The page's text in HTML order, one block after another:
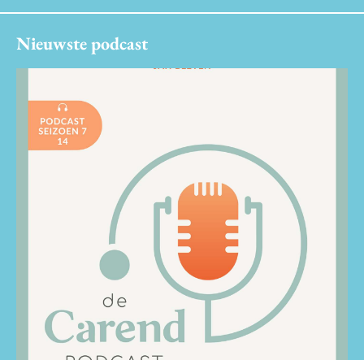
Nieuwste podcast